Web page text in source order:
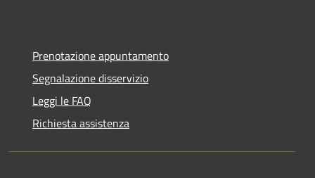
Prenotazione appuntamento
Segnalazione disservizio
Leggi le FAQ
Richiesta assistenza